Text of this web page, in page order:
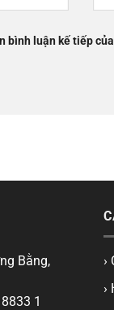
bình luận kế tiếp
Bằng,
1
›
›